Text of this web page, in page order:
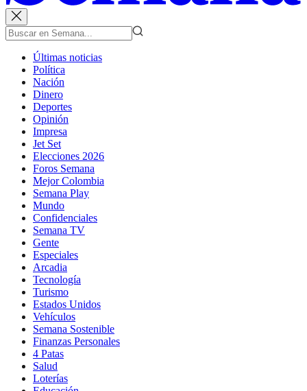
Últimas noticias
Política
Nación
Dinero
Deportes
Opinión
Impresa
Jet Set
Elecciones 2026
Foros Semana
Mejor Colombia
Semana Play
Mundo
Confidenciales
Semana TV
Gente
Especiales
Arcadia
Tecnología
Turismo
Estados Unidos
Vehículos
Semana Sostenible
Finanzas Personales
4 Patas
Salud
Loterías